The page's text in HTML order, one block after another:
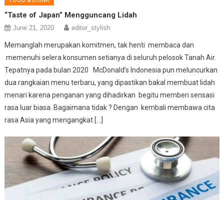
“Taste of Japan” Mengguncang Lidah
June 21, 2020 editor_stylish
Memanglah merupakan komitmen, tak henti membaca dan
memenuhi selera konsumen setianya di seluruh pelosok Tanah Air.
Tepatnya pada bulan 2020 McDonald’s Indonesia pun meluncurkan
dua rangkaian menu terbaru, yang dipastikan bakal membuat lidah
menari karena penganan yang dihadirkan begitu memberi sensasi
rasa luar biasa. Bagaimana tidak ? Dengan kembali membawa cita
rasa Asia yang mengangkat […]